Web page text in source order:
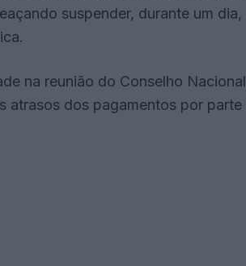
suspender, durante um
na reunião do Conselho
atrasos dos pagamentos por